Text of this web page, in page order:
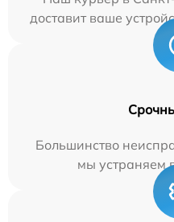
доставит ваше
Большинство
мы устраняем